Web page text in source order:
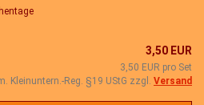
3,50 EUR
3,50 EUR pro Set
Kleinuntern.-Reg. §19 UStG zzgl. Versand